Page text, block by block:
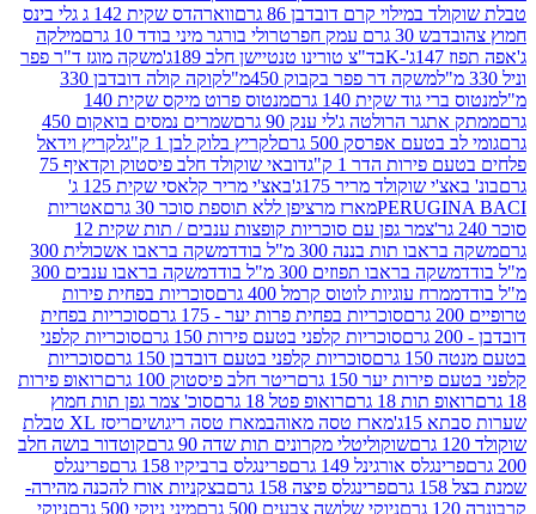
קרם דובדבן 86 גרם
ווארהדס שקית 142 ג גלי בינס
דבש 30 גרם עמק חפר
טרולי בורגר מיני בודד 10 גרם
מילקה
בד"צ טורינו טנטיישן חלב 189ג'
משקה מוגז ד"ר פפר
משקה דר פפר בקבוק 450מ"ל
קוקה קולה דובדבן 330
גוד שקית 140 גרם
מנטוס פרוט מיקס שקית 140
הרולטה ג'לי ענק 90 גרם
שמרים נמסים בואקום 450
אפרסק 500 גרם
לקריץ בלוק לבן 1 ק"ג
לקריץ וידאל
הדר 1 ק"ג
דובאי שוקולד חלב פיסטוק וקדאיף 75
שוקולד מריר 175ג'
באצ'י מריר קלאסי שקית 125 ג'
מארז מרציפן ללא תוספת סוכר 30 גרם
אטריות
צמר גפן עם סוכריות קופצות ענבים / תות שקית 12
תות בננה 300 מ"ל בודד
משקה בראבו אשכולית 300
בראבו תפוזים 300 מ"ל בודד
משקה בראבו ענבים 300
עוגיות לוטוס קרמל 400 גרם
סוכריות בפחית פירות
סוכריות בפחית פרות יער - 175 גרם
סוכריות בפחית
סוכריות קלפני בטעם פירות 150 גרם
סוכריות קלפני
סוכריות קלפני בטעם דובדבן 150 גרם
סוכריות
יער 150 גרם
ריטר חלב פיסטוק 100 גרם
רואופ פירות
תות 18 גרם
רואופ פטל 18 גרם
סוכ' צמר גפן תות חמוץ
מארז טסה מאוהב מארז טסה ריגושים
ריסז XL טבלת
שוקוליטלי מקרונים תות שדה 90 גרם
קוטדור בושה חלב
אורגינל 149 גרם
פרינגלס ברביקיו 158 גרם
פרינגלס
פרינגלס פיצה 158 גרם
בצקניות אורז להכנה מהירה-
ניוקי שלושה צבעים 500 גרם
מיני ניוקי 500 גרם
ניוקי